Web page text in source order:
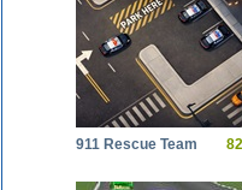
911 Rescue Team